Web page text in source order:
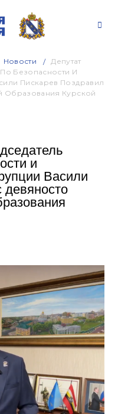
Новости
Депутат
Безопасности И
Пискарев Поздравил
Образования Курской
и
Васили
девяносто